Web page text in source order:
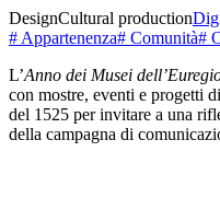
DesignCultural production
# Appartenenza# Comunità#
L’Anno dei Musei
con mostre, eventi e progetti
del 1525 per invitare a una
della campagna di